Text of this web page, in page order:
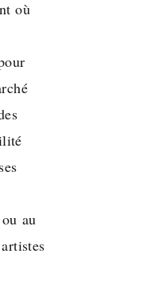
où
au